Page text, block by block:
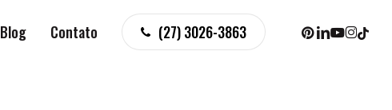
Blog Contato (27) 3026-3863 pinterest
linkedin
youtubetiktok